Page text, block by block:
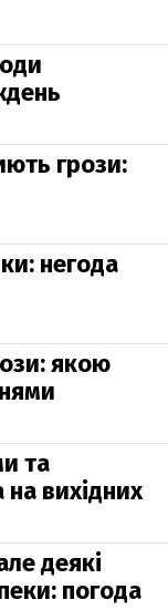
грози:
негода
якою
та
вихідних
деякі
погода